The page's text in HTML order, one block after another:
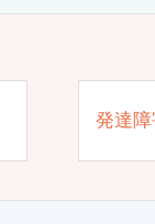
発達